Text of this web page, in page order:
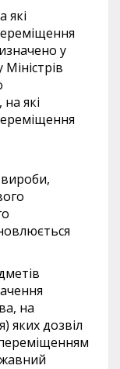
які
у
які
на
яких дозвіл